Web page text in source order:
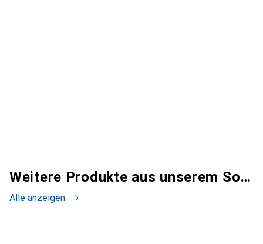
Weitere Produkte aus unserem Sortiment
Alle anzeigen